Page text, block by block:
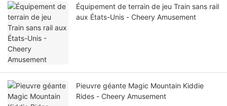
Équipement de terrain de jeu Train sans rail
aux États-Unis - Cheery Amusement
Pieuvre géante Magic Mountain Kiddie
Rides - Cheery Amusement